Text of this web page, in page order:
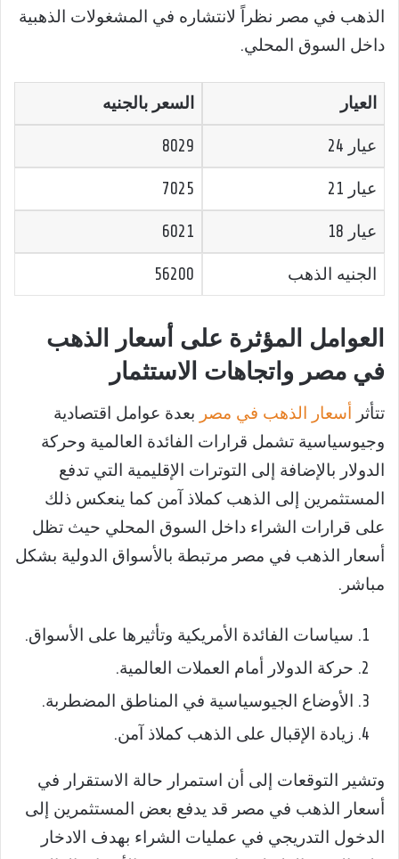
الذهب في مصر نظراً لانتشاره في المشغولات الذهبية
داخل السوق المحلي.
العيار السعر بالجنيه
عيار 24 8029
عيار 21 7025
عيار 18 6021
الجنيه الذهب 56200
العوامل المؤثرة على أسعار الذهب
في مصر واتجاهات الاستثمار
تتأثر أسعار الذهب في مصر بعدة عوامل اقتصادية
وجيوسياسية تشمل قرارات الفائدة العالمية وحركة
الدولار بالإضافة إلى التوترات الإقليمية التي تدفع
المستثمرين إلى الذهب كملاذ آمن كما ينعكس ذلك
على قرارات الشراء داخل السوق المحلي حيث تظل
أسعار الذهب في مصر مرتبطة بالأسواق الدولية بشكل
مباشر.
سياسات الفائدة الأمريكية وتأثيرها على الأسواق.
حركة الدولار أمام العملات العالمية.
الأوضاع الجيوسياسية في المناطق المضطربة.
زيادة الإقبال على الذهب كملاذ آمن.
وتشير التوقعات إلى أن استمرار حالة الاستقرار في
أسعار الذهب في مصر قد يدفع بعض المستثمرين إلى
الدخول التدريجي في عمليات الشراء بهدف الادخار